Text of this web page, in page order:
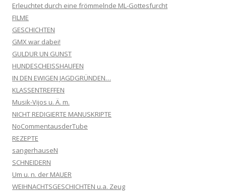
Erleuchtet durch eine frömmelnde ML-Gottesfurcht
FILME
GESCHICHTEN
GMX war dabei!
GULDUR UN GUNST
HUNDESCHEISSHAUFEN
IN DEN EWIGEN JAGDGRÜNDEN…
KLASSENTREFFEN
Musik-Vijos u. Ä. m.
NICHT REDIGIERTE MANUSKRIPTE
NoCommentausderTube
REZEPTE
sangerhauseN
SCHNEIDERN
Um u. n. der MAUER
WEIHNACHTSGESCHICHTEN u.a. Zeug